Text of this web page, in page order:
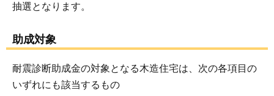
抽選となります。
助成対象
耐震診断助成金の対象となる木造住宅は、次の各項目の
いずれにも該当するもの